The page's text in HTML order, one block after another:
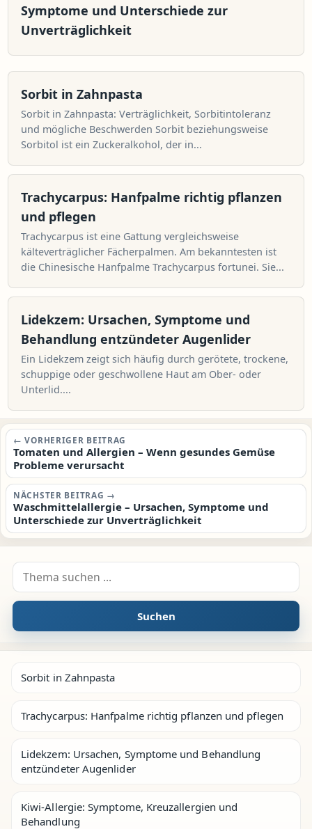
Symptome und Unterschiede zur
Unverträglichkeit
Sorbit in Zahnpasta
Sorbit in Zahnpasta: Verträglichkeit, Sorbitintoleranz
und mögliche Beschwerden Sorbit beziehungsweise
Sorbitol ist ein Zuckeralkohol, der in...
Trachycarpus: Hanfpalme richtig pflanzen
und pflegen
Trachycarpus ist eine Gattung vergleichsweise
kälteverträglicher Fächerpalmen. Am bekanntesten ist
die Chinesische Hanfpalme Trachycarpus fortunei. Sie...
Lidekzem: Ursachen, Symptome und
Behandlung entzündeter Augenlider
Ein Lidekzem zeigt sich häufig durch gerötete, trockene,
schuppige oder geschwollene Haut am Ober- oder
Unterlid....
Beitragsnavigation
← VORHERIGER BEITRAG
Tomaten und Allergien – Wenn gesundes Gemüse
Probleme verursacht
NÄCHSTER BEITRAG →
Waschmittelallergie – Ursachen, Symptome und
Unterschiede zur Unverträglichkeit
Suche nach:
Suchen
Sorbit in Zahnpasta
Trachycarpus: Hanfpalme richtig pflanzen und pflegen
Lidekzem: Ursachen, Symptome und Behandlung
entzündeter Augenlider
Kiwi-Allergie: Symptome, Kreuzallergien und
Behandlung